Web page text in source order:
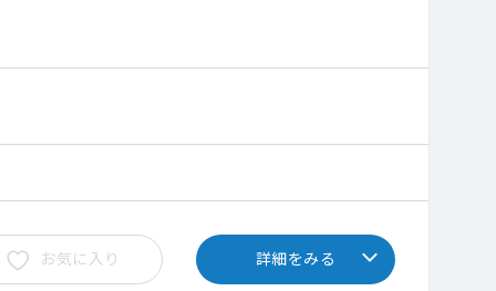
の上決定いたします
お気に入り 詳細をみる